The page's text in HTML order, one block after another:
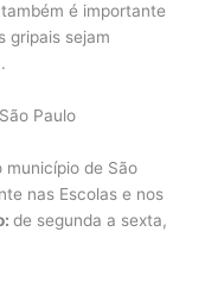
é importante
gripais sejam
Paulo
de São
nas Escolas e nos
de segunda a sexta,